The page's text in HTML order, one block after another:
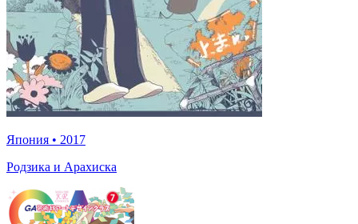
Япония • 2017
Родзика и Арахиска